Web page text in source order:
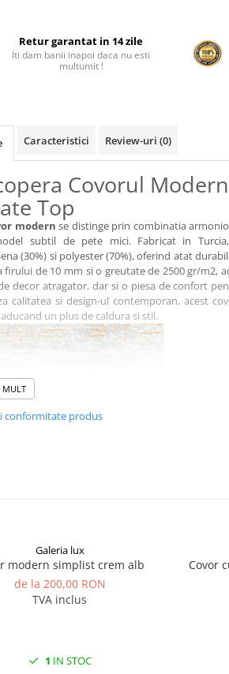
Retur garantat in 14 zile
Iti dam banii inapoi daca nu esti
multumit !
Caracteristici Review-uri (0)
Covorul
Top
modern se distinge prin combinatia
subtil de pete mici. Fabricat in
(30%) si polyester (70%), oferind atat
firului de 10 mm si o greutate de 2500 gr/m2,
decor atragator, dar si o piesa de confort
calitatea si design-ul contemporan, acest
un plus de caldura si stil.
MULT
conformitate produs
Galeria lux
modern simplist crem alb
de la 200,00 RON
TVA inclus
1 IN STOC
Covor